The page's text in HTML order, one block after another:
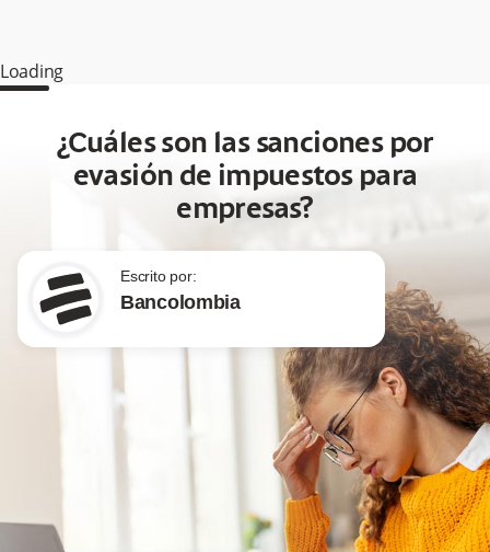
Loading
¿Cuáles son las sanciones por
evasión de impuestos para
empresas?
Escrito por:
Bancolombia